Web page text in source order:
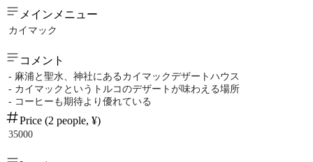
メインメニュー
カイマック
コメント
- 麻浦と聖水、神社にあるカイマックデザートハウス
- カイマックというトルコのデザートが味わえる場所
- コーヒーも期待より優れている
Price (2 people, ¥)
35000